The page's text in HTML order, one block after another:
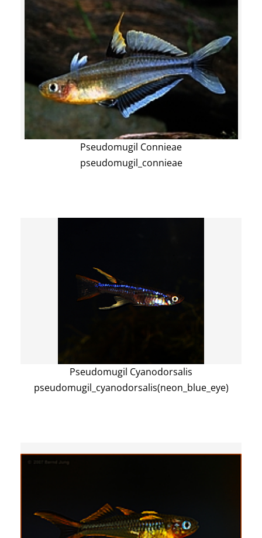
Pseudomugil Connieae
pseudomugil_connieae
Pseudomugil Cyanodorsalis
pseudomugil_cyanodorsalis(neon_blue_eye)